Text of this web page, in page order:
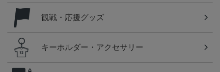
観戦・応援グッズ
キーホルダー・アクセサリー